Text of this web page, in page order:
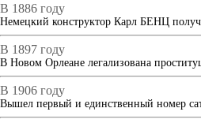
В 1886 году
Немецкий конструктор Карл БЕНЦ
В 1897 году
В Новом Орлеане легализована
В 1906 году
Вышел первый и единственный номер